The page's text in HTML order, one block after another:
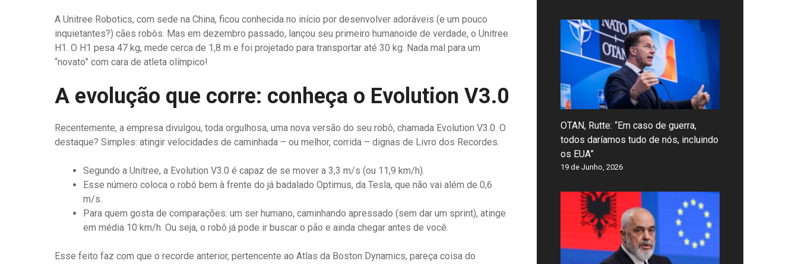
A Unitree Robotics, com sede na China, ficou conhecida no início por desenvolver adoráveis (e um pouco
inquietantes?) cães robôs. Mas em dezembro passado, lançou seu primeiro humanoide de verdade, o Unitree
H1. O H1 pesa 47 kg, mede cerca de 1,8 m e foi projetado para transportar até 30 kg. Nada mal para um
“novato” com cara de atleta olímpico!
A evolução que corre: conheça o Evolution V3.0
Recentemente, a empresa divulgou, toda orgulhosa, uma nova versão do seu robô, chamada Evolution V3.0. O
destaque? Simples: atingir velocidades de caminhada – ou melhor, corrida – dignas de Livro dos Recordes.
Segundo a Unitree, a Evolution V3.0 é capaz de se mover a 3,3 m/s (ou 11,9 km/h).
Esse número coloca o robô bem à frente do já badalado Optimus, da Tesla, que não vai além de 0,6
m/s.
Para quem gosta de comparações: um ser humano, caminhando apressado (sem dar um sprint), atinge
em média 10 km/h. Ou seja, o robô já pode ir buscar o pão e ainda chegar antes de você.
Esse feito faz com que o recorde anterior, pertencente ao Atlas da Boston Dynamics, pareça coisa do
OTAN, Rutte: “Em caso de guerra,
todos daríamos tudo de nós, incluindo
os EUA”
19 de Junho, 2026